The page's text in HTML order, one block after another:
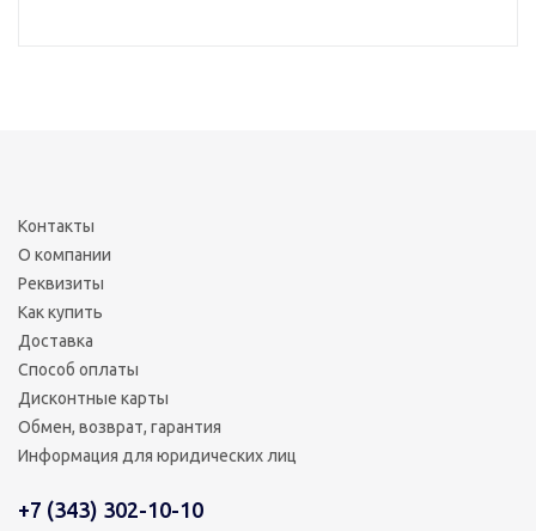
Контакты
О компании
Реквизиты
Как купить
Доставка
Способ оплаты
Дисконтные карты
Обмен, возврат, гарантия
Информация для юридических лиц
+7 (343) 302-10-10